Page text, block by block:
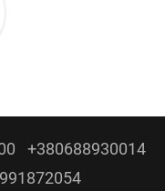
+380688930014